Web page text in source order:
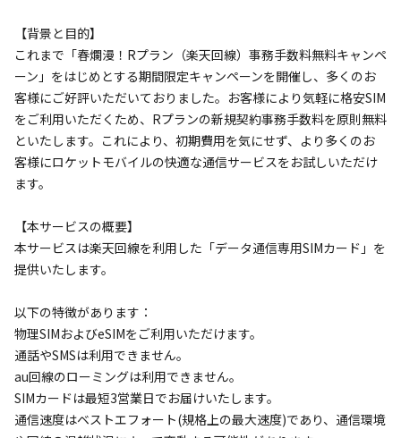
【背景と目的】
これまで「春爛漫！Rプラン（楽天回線）事務手数料無料キャンペ
ーン」をはじめとする期間限定キャンペーンを開催し、多くのお
客様にご好評いただいておりました。お客様により気軽に格安SIM
をご利用いただくため、Rプランの新規契約事務手数料を原則無料
といたします。これにより、初期費用を気にせず、より多くのお
客様にロケットモバイルの快適な通信サービスをお試しいただけ
ます。
【本サービスの概要】
本サービスは楽天回線を利用した「データ通信専用SIMカード」を
提供いたします。
以下の特徴があります：
物理SIMおよびeSIMをご利用いただけます。
通話やSMSは利用できません。
au回線のローミングは利用できません。
SIMカードは最短3営業日でお届けいたします。
通信速度はベストエフォート(規格上の最大速度)であり、通信環境